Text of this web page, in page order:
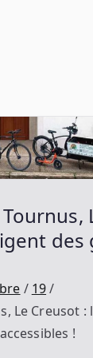
des
19
Le Creusot :
!